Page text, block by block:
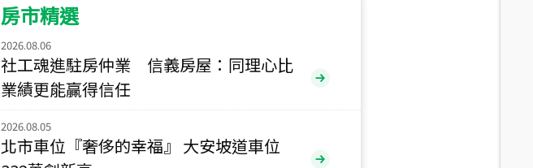
115
新北市永和區環河西路二段
115年07月 成交
央央 5,800萬
房市精選
2026.08.06
社工魂進駐房仲業 信義房屋：同理心比
業績更能贏得信任
2026.08.05
北市車位『奢侈的幸福』 大安坡道車位